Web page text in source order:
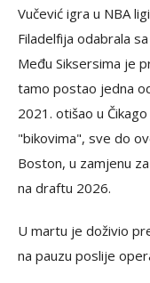
Vučević igra u NBA
Filadelfija odabrala
Među Siksersima je
tamo postao jedna
2021. otišao u
"bikovima", sve do
Boston, u zamjenu
na draftu 2026.
U martu je doživio
na pauzu poslije